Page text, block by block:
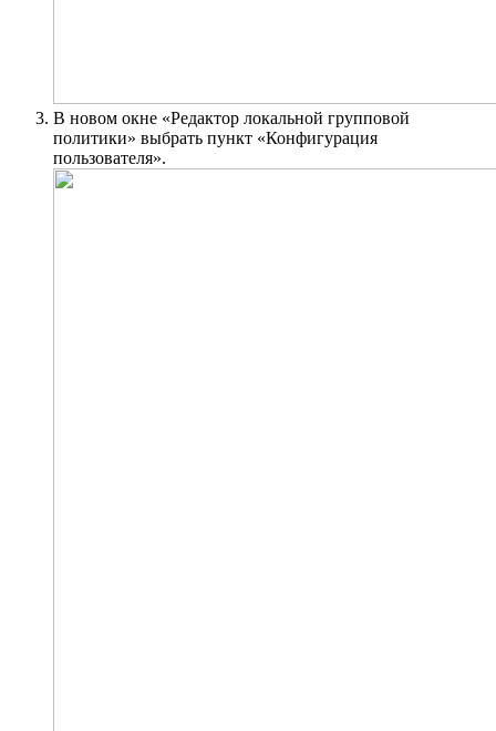
В новом окне «Редактор локальной групповой
политики» выбрать пункт «Конфигурация
пользователя».